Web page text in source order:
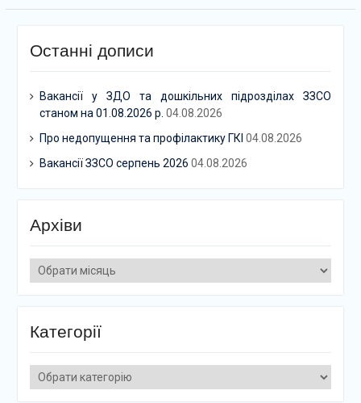
Останні дописи
Вакансії у ЗДО та дошкільних підрозділах ЗЗСО
станом на 01.08.2026 р. 04.08.2026
Про недопущення та профілактику ГКІ 04.08.2026
Вакансії ЗЗСО серпень 2026 04.08.2026
Архіви
Архіви
Категорії
Категорії